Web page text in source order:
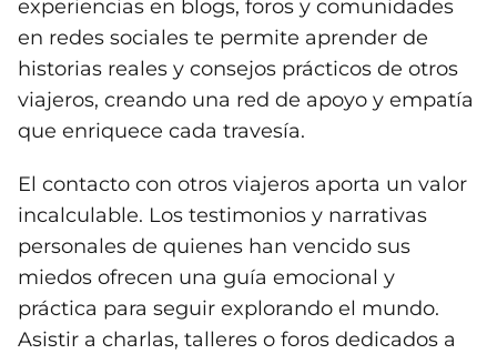
experiencias en blogs, foros y comunidades
en redes sociales te permite aprender de
historias reales y consejos prácticos de otros
viajeros, creando una red de apoyo y empatía
que enriquece cada travesía.
El contacto con otros viajeros aporta un valor
incalculable. Los testimonios y narrativas
personales de quienes han vencido sus
miedos ofrecen una guía emocional y
práctica para seguir explorando el mundo.
Asistir a charlas, talleres o foros dedicados a